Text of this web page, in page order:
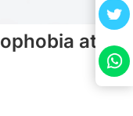
atau